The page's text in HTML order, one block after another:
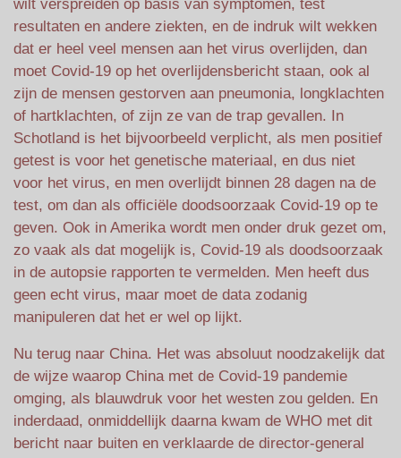
wilt verspreiden op basis van symptomen, test
resultaten en andere ziekten, en de indruk wilt wekken
dat er heel veel mensen aan het virus overlijden, dan
moet Covid-19 op het overlijdensbericht staan, ook al
zijn de mensen gestorven aan pneumonia, longklachten
of hartklachten, of zijn ze van de trap gevallen. In
Schotland is het bijvoorbeeld verplicht, als men positief
getest is voor het genetische materiaal, en dus niet
voor het virus, en men overlijdt binnen 28 dagen na de
test, om dan als officiële doodsoorzaak Covid-19 op te
geven. Ook in Amerika wordt men onder druk gezet om,
zo vaak als dat mogelijk is, Covid-19 als doodsoorzaak
in de autopsie rapporten te vermelden. Men heeft dus
geen echt virus, maar moet de data zodanig
manipuleren dat het er wel op lijkt.
Nu terug naar China. Het was absoluut noodzakelijk dat
de wijze waarop China met de Covid-19 pandemie
omging, als blauwdruk voor het westen zou gelden. En
inderdaad, onmiddellijk daarna kwam de WHO met dit
bericht naar buiten en verklaarde de director-general